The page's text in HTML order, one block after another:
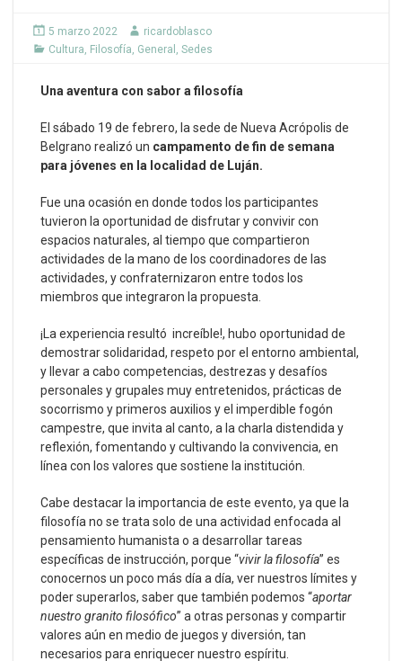
5 marzo 2022
ricardoblasco
Cultura, Filosofía, General , Sedes
Una aventura con sabor a filosofía
El sábado 19 de febrero, la sede de Nueva Acrópolis de
Belgrano realizó un campamento de fin de semana
para jóvenes en la localidad de Luján.
Fue una ocasión en donde todos los participantes
tuvieron la oportunidad de disfrutar y convivir con
espacios naturales, al tiempo que compartieron
actividades de la mano de los coordinadores de las
actividades, y confraternizaron entre todos los
miembros que integraron la propuesta.
¡La experiencia resultó increíble!, hubo oportunidad de
demostrar solidaridad, respeto por el entorno ambiental,
y llevar a cabo competencias, destrezas y desafíos
personales y grupales muy entretenidos, prácticas de
socorrismo y primeros auxilios y el imperdible fogón
campestre, que invita al canto, a la charla distendida y
reflexión, fomentando y cultivando la convivencia, en
línea con los valores que sostiene la institución.
Cabe destacar la importancia de este evento, ya que la
filosofía no se trata solo de una actividad enfocada al
pensamiento humanista o a desarrollar tareas
específicas de instrucción, porque “vivir la filosofía” es
conocernos un poco más día a día, ver nuestros límites y
poder superarlos, saber que también podemos “aportar
nuestro granito filosófico” a otras personas y compartir
valores aún en medio de juegos y diversión, tan
necesarios para enriquecer nuestro espíritu.